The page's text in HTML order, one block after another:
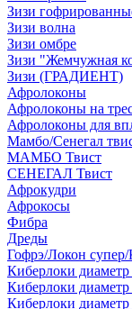
Зизи
Зизи волна
Зизи омбре
Зизи "Жемчужная
Зизи (ГРАДИЕНТ)
Афролоконы
Афролоконы на
Афролоконы для
Мамбо/Сенегал
МАМБО Твист
СЕНЕГАЛ Твист
Афрокудри
Афрокосы
Фибра
Дреды
Гофрэ/Локон
Киберлоки
Киберлоки
Киберлоки